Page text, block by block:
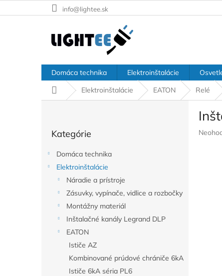
na
info@lightee.sk
Domáca technika Elektroinštalácie
DomovElektroinštalácie EATON Relé
kategórie
Kategórie
Domáca technika
Elektroinštalácie
Náradie a prístroje
Zásuvky, vypínače, vidlice a rozbočky
Montážny materiál
Inštalačné kanály Legrand DLP
EATON
Ističe AZ
Kombinované prúdové chrániče 6kA
Ističe 6kA séria PL6